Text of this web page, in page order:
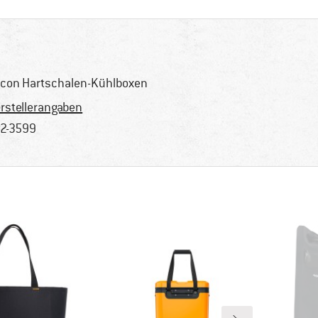
Hartschalen-Kühlboxen
3599